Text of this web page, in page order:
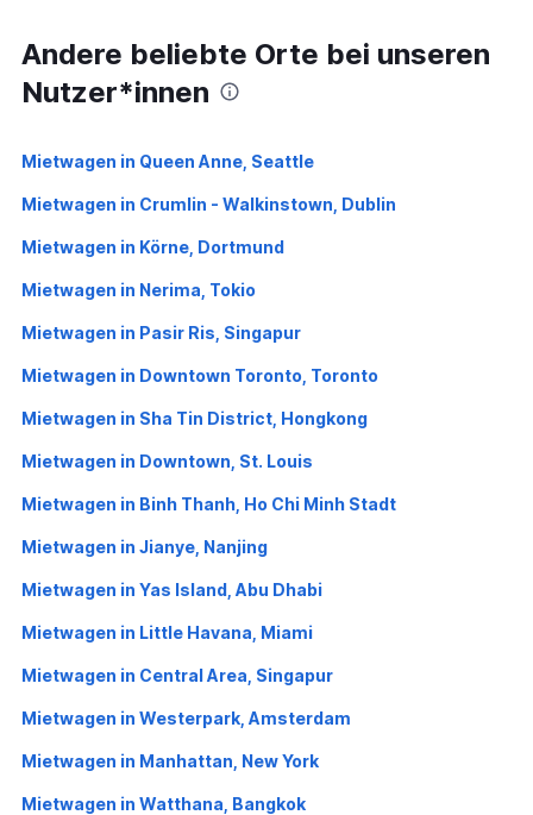
Andere beliebte Orte bei unseren
Nutzer*innen
Mietwagen in Queen Anne, Seattle
Mietwagen in Crumlin - Walkinstown, Dublin
Mietwagen in Körne, Dortmund
Mietwagen in Nerima, Tokio
Mietwagen in Pasir Ris, Singapur
Mietwagen in Downtown Toronto, Toronto
Mietwagen in Sha Tin District, Hongkong
Mietwagen in Downtown, St. Louis
Mietwagen in Binh Thanh, Ho Chi Minh Stadt
Mietwagen in Jianye, Nanjing
Mietwagen in Yas Island, Abu Dhabi
Mietwagen in Little Havana, Miami
Mietwagen in Central Area, Singapur
Mietwagen in Westerpark, Amsterdam
Mietwagen in Manhattan, New York
Mietwagen in Watthana, Bangkok